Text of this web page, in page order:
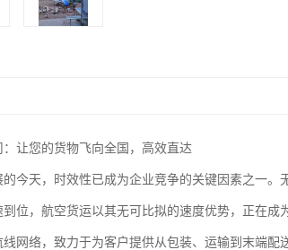
让您的货物飞向全国，高效直达
今天，时效性已成为企业竞争的关键因素之一
位，航空货运以其无可比拟的速度优势，正在
网络，致力于为客户提供从包装、运输到末端配